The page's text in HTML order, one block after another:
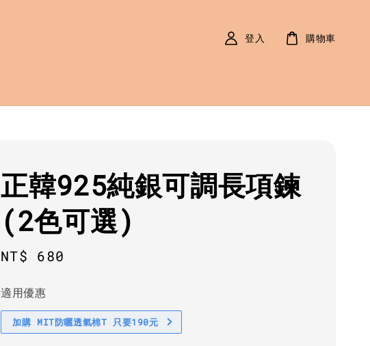
登入 購物車
正韓925純銀可調長項鍊
(2色可選)
Regular
NT$ 680
適用優惠
加購 MIT防曬透氣棉T 只要190元